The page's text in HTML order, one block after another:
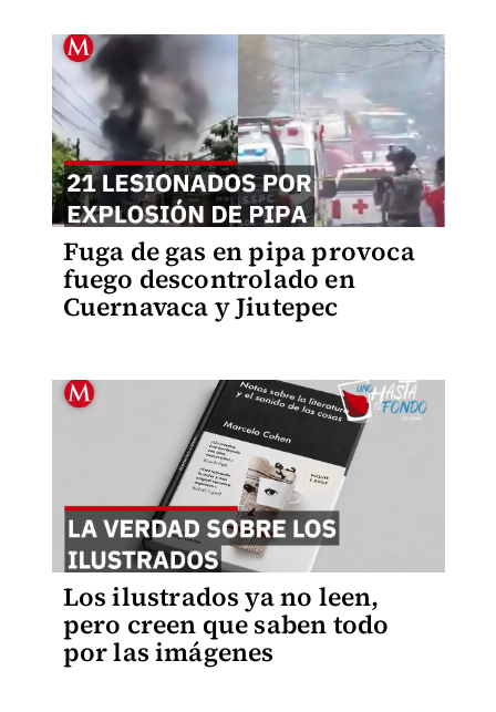
Fuga de gas en pipa provoca
fuego descontrolado en
Cuernavaca y Jiutepec
Los ilustrados ya no leen,
pero creen que saben todo
por las imágenes